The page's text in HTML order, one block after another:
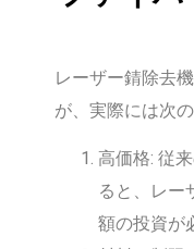
レーザー錆除去
が、実際には次
高価格: 従
ると、レー
額の投資が